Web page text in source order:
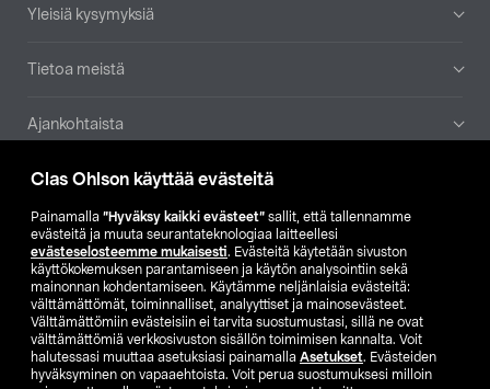
Clas Ohlson käyttää evästeitä
Painamalla ”Hyväksy kaikki evästeet” sallit, että tallennamme
evästeitä ja muuta seurantateknologiaa laitteellesi
evästeselosteemme mukaisesti. Evästeitä käytetään sivuston
käyttökokemuksen parantamiseen ja käytön analysointiin sekä
mainonnan kohdentamiseen. Käytämme neljänlaisia evästeitä:
välttämättömät, toiminnalliset, analyyttiset ja mainosevästeet.
Välttämättömiin evästeisiin ei tarvita suostumustasi, sillä ne ovat
välttämättömiä verkkosivuston sisällön toimimisen kannalta. Voit
halutessasi muuttaa asetuksiasi painamalla Asetukset. Evästeiden
hyväksyminen on vapaaehtoista. Voit perua suostumuksesi milloin
Yleisiä kysymyksiä
Tietoa meistä
Ajankohtaista
Muut yrityksemme
Etsi myymälä
SE NO FI
FI SV